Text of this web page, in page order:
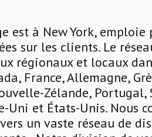
est à New York, emploie
sur les clients. Le
régionaux et locaux
France, Allemagne,
Zélande, Portugal,
Uni et États-Unis. Nous
un vaste réseau de